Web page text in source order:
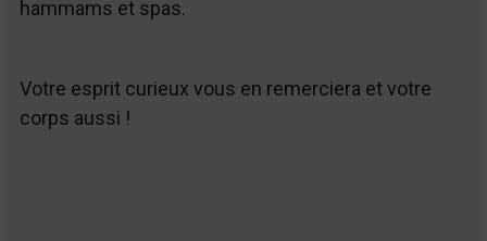
hammams et spas.
Votre esprit curieux vous en remerciera et votre
corps aussi !